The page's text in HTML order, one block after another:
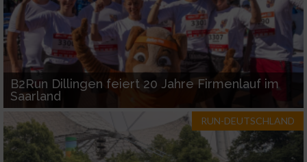
B2Run Dillingen feiert 20 Jahre Firmenlauf im
Saarland
RUN-DEUTSCHLAND
Funktional
Werbung